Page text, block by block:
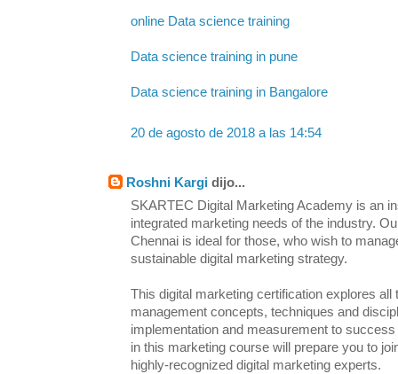
online Data science training
Data science training in pune
Data science training in Bangalore
20 de agosto de 2018 a las 14:54
Roshni Kargi dijo...
SKARTEC Digital Marketing Academy is an
integrated marketing needs of the industry.
Chennai is ideal for those, who wish to
sustainable digital marketing strategy.
This digital marketing certification explores all
management concepts, techniques and
implementation and measurement to
in this marketing course will prepare you to
highly-recognized digital marketing experts.